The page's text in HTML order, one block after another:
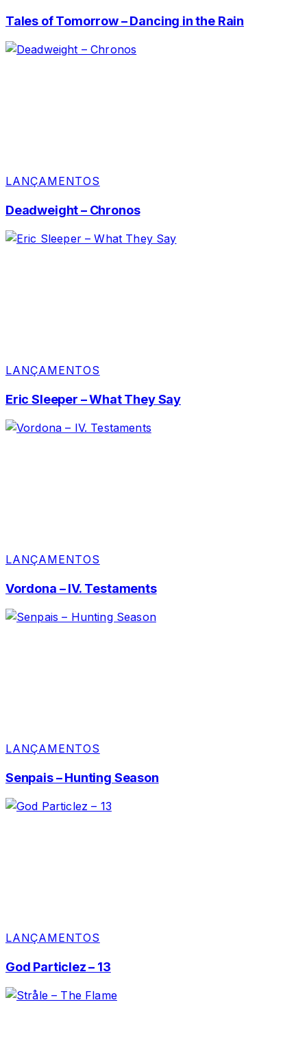
Tales of Tomorrow – Dancing in the Rain
LANÇAMENTOS
Deadweight – Chronos
LANÇAMENTOS
Eric Sleeper – What They Say
LANÇAMENTOS
Vordona – IV. Testaments
LANÇAMENTOS
Senpais – Hunting Season
LANÇAMENTOS
God Particlez – 13